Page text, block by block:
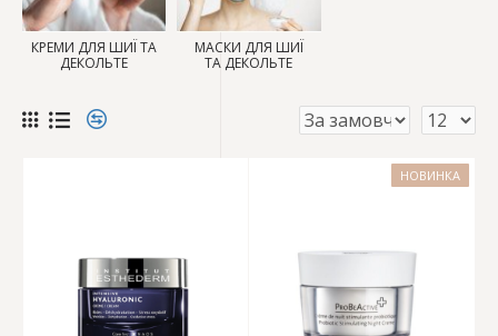
КРЕМИ ДЛЯ ШИЇ ТА
ДЕКОЛЬТЕ
МАСКИ ДЛЯ ШИЇ
ТА ДЕКОЛЬТЕ
НОВИНКА